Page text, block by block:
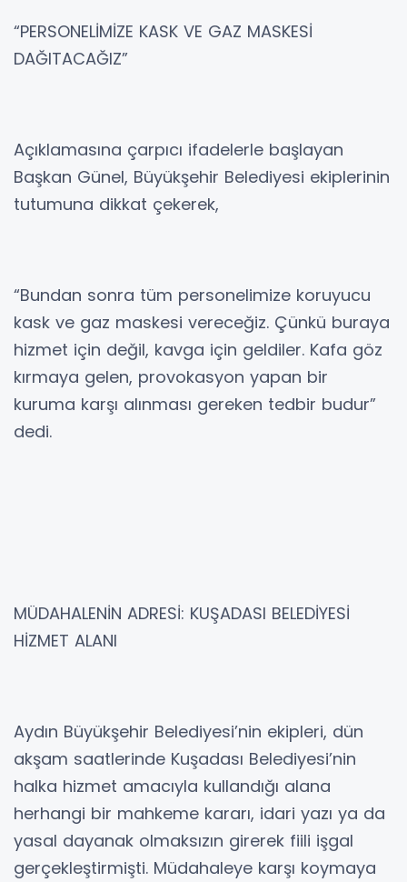
“PERSONELİMİZE KASK VE GAZ MASKESİ
DAĞITACAĞIZ”
Açıklamasına çarpıcı ifadelerle başlayan
Başkan Günel, Büyükşehir Belediyesi ekiplerinin
tutumuna dikkat çekerek,
“Bundan sonra tüm personelimize koruyucu
kask ve gaz maskesi vereceğiz. Çünkü buraya
hizmet için değil, kavga için geldiler. Kafa göz
kırmaya gelen, provokasyon yapan bir
kuruma karşı alınması gereken tedbir budur”
dedi.
MÜDAHALENİN ADRESİ: KUŞADASI BELEDİYESİ
HİZMET ALANI
Aydın Büyükşehir Belediyesi’nin ekipleri, dün
akşam saatlerinde Kuşadası Belediyesi’nin
halka hizmet amacıyla kullandığı alana
herhangi bir mahkeme kararı, idari yazı ya da
yasal dayanak olmaksızın girerek fiili işgal
gerçekleştirmişti. Müdahaleye karşı koymaya